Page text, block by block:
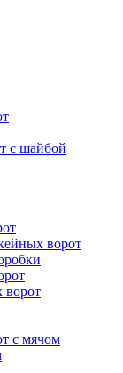
с шайбой
ворот
ворот
с мячом